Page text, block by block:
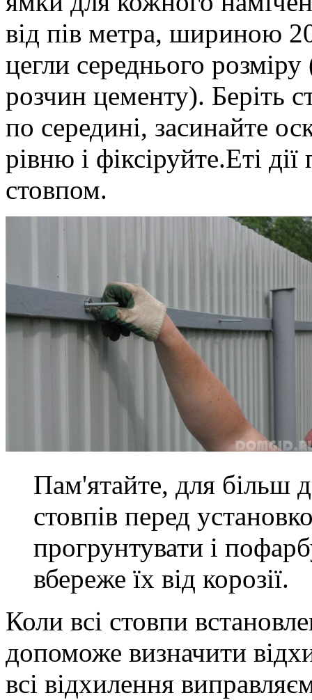
від пів метра, шириною
цегли середнього
розчин цементу). Беріть
по середині, засинайте
рівню і фіксіруйте.Еті
стовпом.
Пам'ятайте, для більш
стовпів перед
прогрунтувати і
вбереже їх від корозії.
Коли всі стовпи
допоможе визначити
всі відхилення